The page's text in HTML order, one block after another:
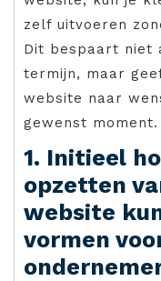
zelf uitvoeren
Dit bespaart niet
termijn, maar
website naar
gewenst moment.
1. Initieel
opzetten
website
vormen